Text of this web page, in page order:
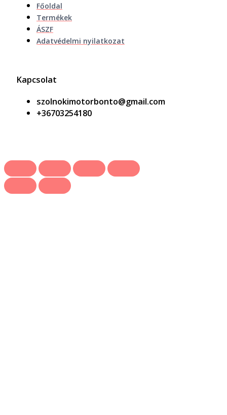
Főoldal
Termékek
ÁSZF
Adatvédelmi nyilatkozat
Kapcsolat
szolnokimotorbonto@gmail.com
+36703254180